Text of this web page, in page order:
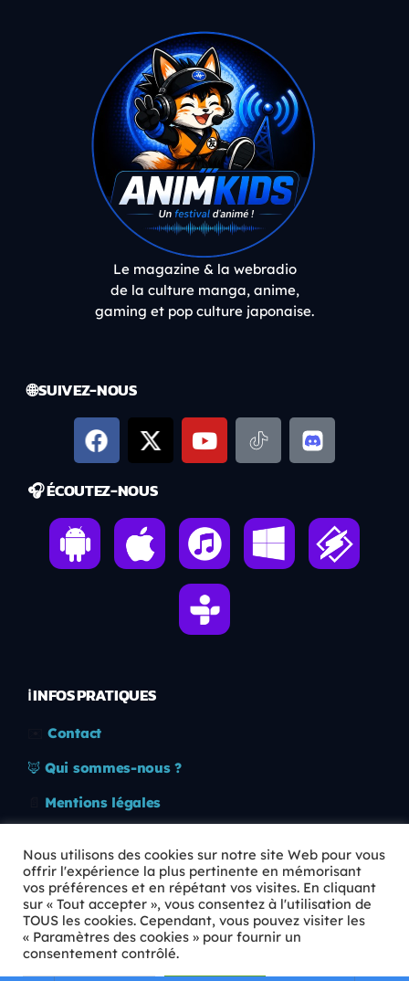
Le magazine & la webradio
de la culture manga, anime,
gaming et pop culture japonaise.
🌐 SUIVEZ-NOUS
🎧 ÉCOUTEZ-NOUS
ℹ️ INFOS PRATIQUES
Contact
🦊 Qui sommes-nous ?
Mentions légales
🛡️ RGPD
Copyright © 2026 Animkids. Tous droits réservés.
Nous utilisons des cookies sur notre site Web pour vous
offrir l'expérience la plus pertinente en mémorisant
vos préférences et en répétant vos visites. En cliquant
sur « Tout accepter », vous consentez à l'utilisation de
TOUS les cookies. Cependant, vous pouvez visiter les
« Paramètres des cookies » pour fournir un
consentement contrôlé.